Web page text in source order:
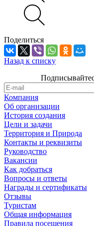
Поделиться
Назад к списку
Компания
Об организации
История создания
Цели и задачи
Территория и Природа
Контакты и реквизиты
Руководство
Вакансии
Как добраться
Вопросы и ответы
Награды и сертификаты
Отзывы
Туристам
Общая информация
Правила посещения